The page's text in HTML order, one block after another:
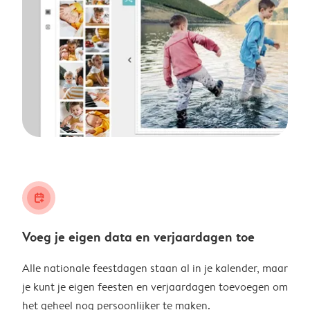
calendar_plus
Voeg je eigen data en verjaardagen toe
Alle nationale feestdagen staan al in je kalender, maar
je kunt je eigen feesten en verjaardagen toevoegen om
het geheel nog persoonlijker te maken.